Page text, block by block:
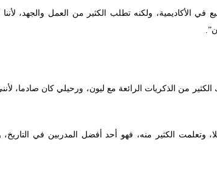
في الأكاديمية، ولكنه تطلب الكثير من العمل والجهد،
من الذكريات الرائعة مع ليون، ورحيلي كان صادما،
وتعلمت الكثير منه، فهو أحد أفضل المدربين في